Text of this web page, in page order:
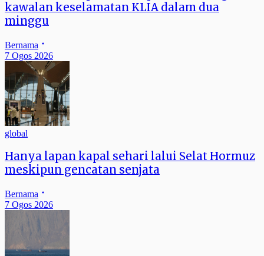
kawalan keselamatan KLIA dalam dua
minggu
Bernama
7 Ogos 2026
global
Hanya lapan kapal sehari lalui Selat Hormuz
meskipun gencatan senjata
Bernama
7 Ogos 2026